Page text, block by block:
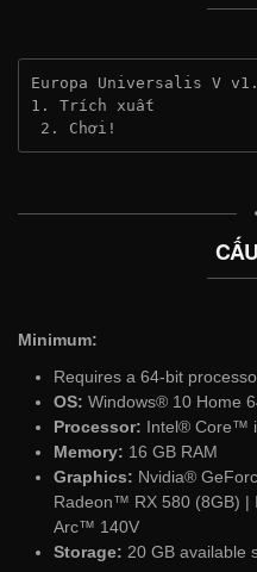
Europa Universalis V
1. Trích xuất
2. Chơi!
Minimum:
Requires a 64-bit
OS: Windows® 10 Home
Processor: Intel® Core™
Memory: 16 GB RAM
Graphics: Nvidia®
Radeon™ RX 580 (8GB)
Arc™ 140V
Storage: 20 GB available